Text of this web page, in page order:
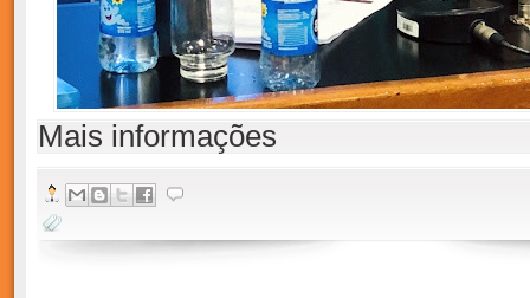
Mais informações